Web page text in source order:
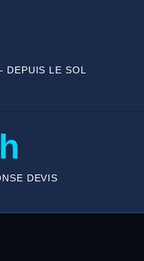
DEPUIS LE SOL
DEVIS